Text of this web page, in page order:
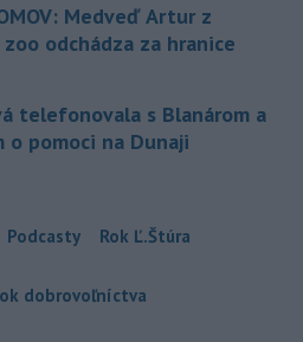
Medveď Artur z
odchádza za hranice
telefonovala s Blanárom a
o pomoci na Dunaji
Podcasty Rok Ľ.Štúra
dobrovoľníctva